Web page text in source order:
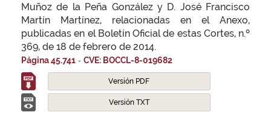
Muñoz de la Peña González y D. José Francisco
Martín Martínez, relacionadas en el Anexo,
publicadas en el Boletín Oficial de estas Cortes, n.º
369, de 18 de febrero de 2014.
Página 45.741 - CVE: BOCCL-8-019682
Versión PDF
Versión TXT